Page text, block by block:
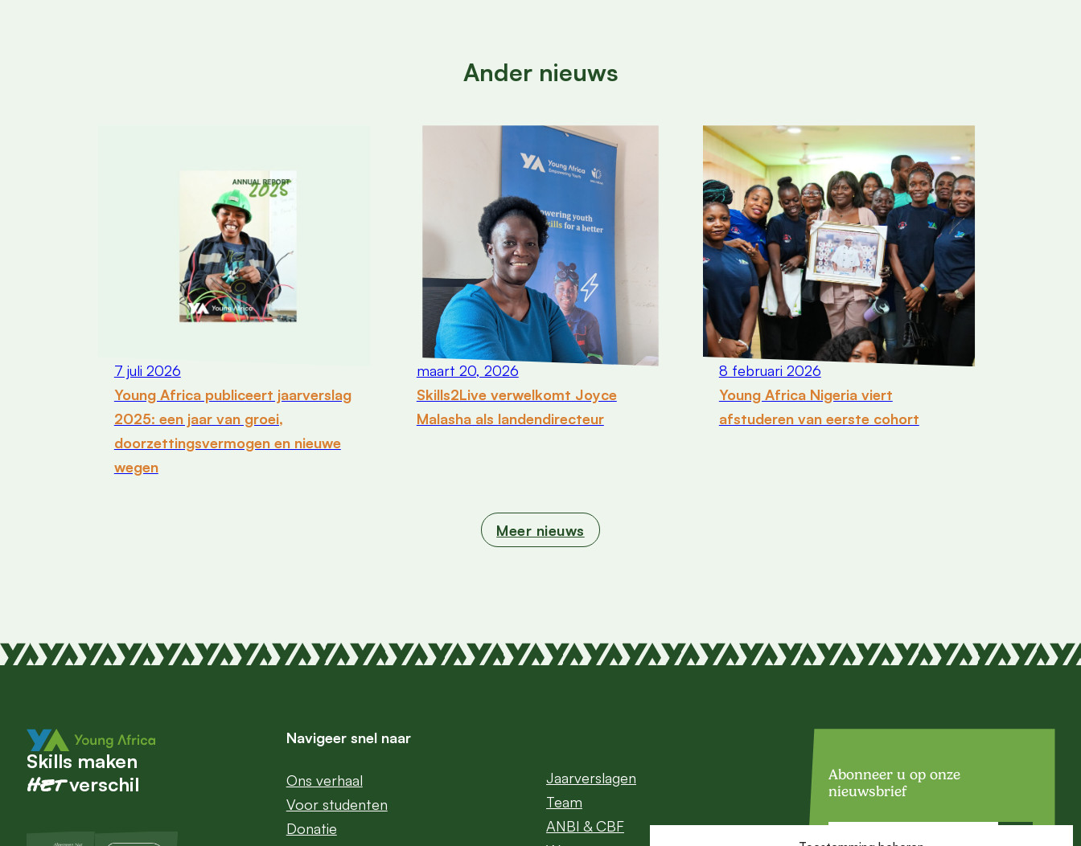
Ander nieuws
7 juli 2026
Young Africa publiceert jaarverslag
2025: een jaar van groei,
doorzettingsvermogen en nieuwe
wegen
maart 20, 2026
Skills2Live verwelkomt Joyce
Malasha als landendirecteur
8 februari 2026
Young Africa Nigeria viert
afstuderen van eerste cohort
Meer nieuws
Skills maken
hetverschil
Navigeer snel naar
Ons verhaal
Voor studenten
Donatie
Jaarverslagen
Team
ANBI & CBF
Abonneer u op onze
nieuwsbrief